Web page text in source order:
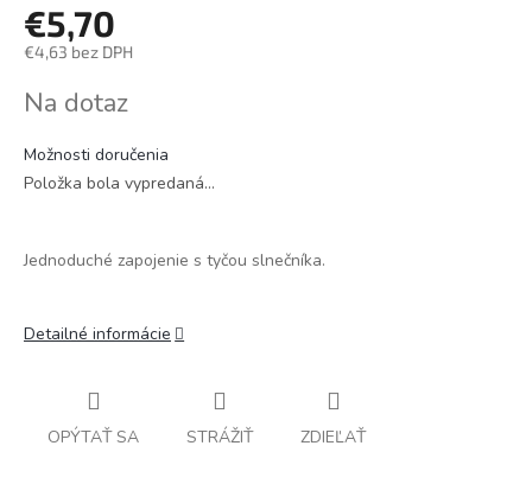
€5,70
€4,63 bez DPH
cena:
Na dotaz
Možnosti doručenia
Položka bola vypredaná…
Jednoduché zapojenie s tyčou slnečníka.
Detailné informácie
OPÝTAŤ SA STRÁŽIŤ ZDIEĽAŤ